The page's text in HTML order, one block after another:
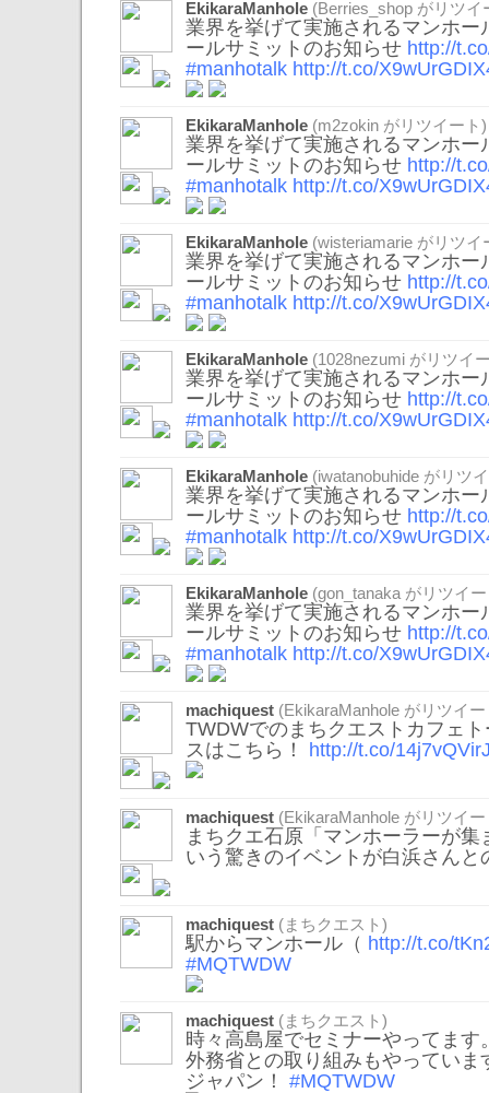
EkikaraManhole (Berries_shop がリツイ
業界を挙げて実施されるマンホー
ールサミットのお知らせ http://
#manhotalk http://t.co/
EkikaraManhole (m2zokin がリツイート)
業界を挙げて実施されるマンホー
ールサミットのお知らせ http://
#manhotalk http://t.co/
EkikaraManhole (wisteriamarie がリツイ
業界を挙げて実施されるマンホー
ールサミットのお知らせ http://
#manhotalk http://t.co/
EkikaraManhole (1028nezumi がリツイ
業界を挙げて実施されるマンホー
ールサミットのお知らせ http://
#manhotalk http://t.co/
EkikaraManhole (iwatanobuhide がリツ
業界を挙げて実施されるマンホー
ールサミットのお知らせ http://
#manhotalk http://t.co/
EkikaraManhole (gon_tanaka がリツイ
業界を挙げて実施されるマンホー
ールサミットのお知らせ http://
#manhotalk http://t.co/
machiquest (EkikaraManhole がリツイー
TWDWでのまちクエストカフェ
スはこちら！ http://t.co/
machiquest (EkikaraManhole がリツイー
まちクエ石原「マンホーラーが
いう驚きのイベントが白浜さん
machiquest (まちクエスト)
駅からマンホール（ http://t.co/
#MQTWDW
machiquest (まちクエスト)
時々高島屋でセミナーやってま
外務省との取り組みもやっていま
ジャパン！ #MQTWDW